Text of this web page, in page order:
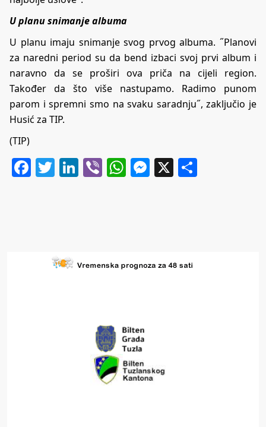
U planu snimanje albuma
U planu imaju snimanje svog prvog albuma. ˝Planovi
za naredni period su da bend izbaci svoj prvi album i
naravno da se proširi ova priča na cijeli region.
Također da što više nastupamo. Radimo punom
parom i spremni smo na svaku saradnju˝, zaključio je
Husić za TIP.
(TIP)
Facebook
Twitter
LinkedIn
ViberWhatsApp
Messenger
X